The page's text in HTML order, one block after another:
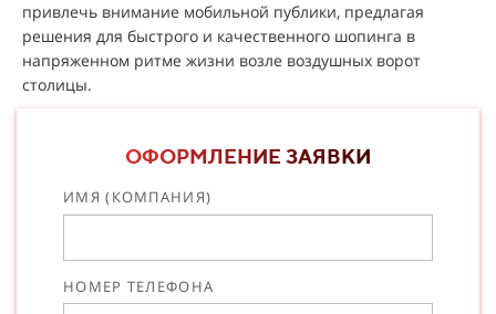
привлечь внимание мобильной публики, предлагая
решения для быстрого и качественного шопинга в
напряженном ритме жизни возле воздушных ворот
столицы.
ОФОРМЛЕНИЕ ЗАЯВКИ
ИМЯ (КОМПАНИЯ)
НОМЕР ТЕЛЕФОНА